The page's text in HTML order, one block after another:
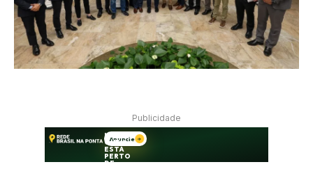
Publicidade